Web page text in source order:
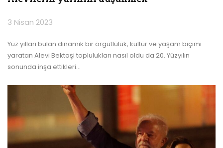
3 Nisan 2023
Yüz yılları bulan dinamik bir örgütlülük, kültür ve yaşam biçimi
yaratan Alevi Bektaşi toplulukları nasıl oldu da 20. Yüzyılın
sonunda inşa ettikleri…